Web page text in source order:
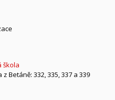
škola
Betáně: 332, 335, 337 a 339